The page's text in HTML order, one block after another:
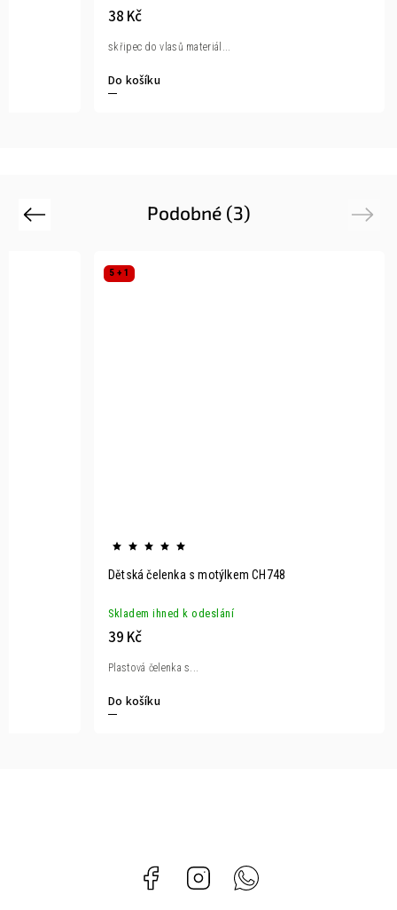
38 Kč
Do košíku
skřipec do vlasů materiál...
Podobné (3)
Previous
5 + 1
Dětská čelenka s motýlkem CH748
Skladem ihned k odeslání
39 Kč
Do košíku
Plastová čelenka s...
Next
Facebook Instagram